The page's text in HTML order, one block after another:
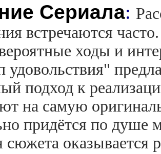
Сериала:
встречаются
ходы и
подход к
на самую
придётся по
оказывается